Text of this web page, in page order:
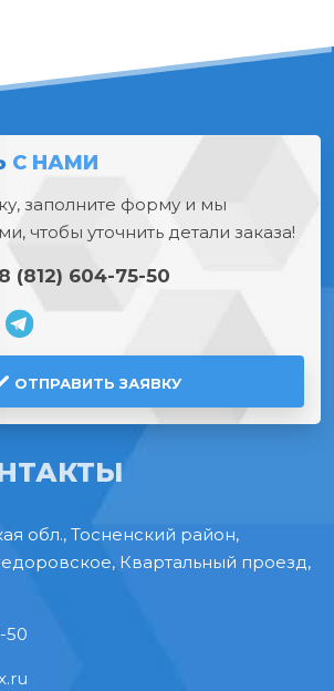
С НАМИ
заполните форму и мы
чтобы уточнить детали заказа!
8 (812) 604-75-50
ОТПРАВИТЬ ЗАЯВКУ
обл., Тосненский район,
Квартальный проезд,
50